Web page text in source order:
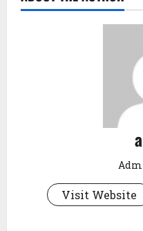
Visit Website